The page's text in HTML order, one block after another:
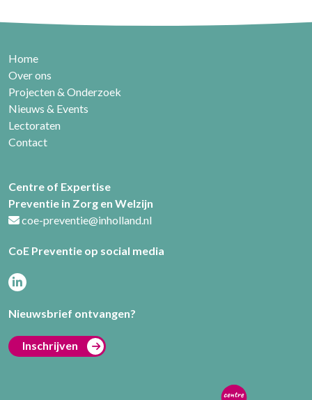
Home
Over ons
Projecten & Onderzoek
Nieuws & Events
Lectoraten
Contact
Centre of Expertise
Preventie in Zorg en Welzijn
coe-preventie@inholland.nl
CoE Preventie op social media
Nieuwsbrief ontvangen?
Inschrijven